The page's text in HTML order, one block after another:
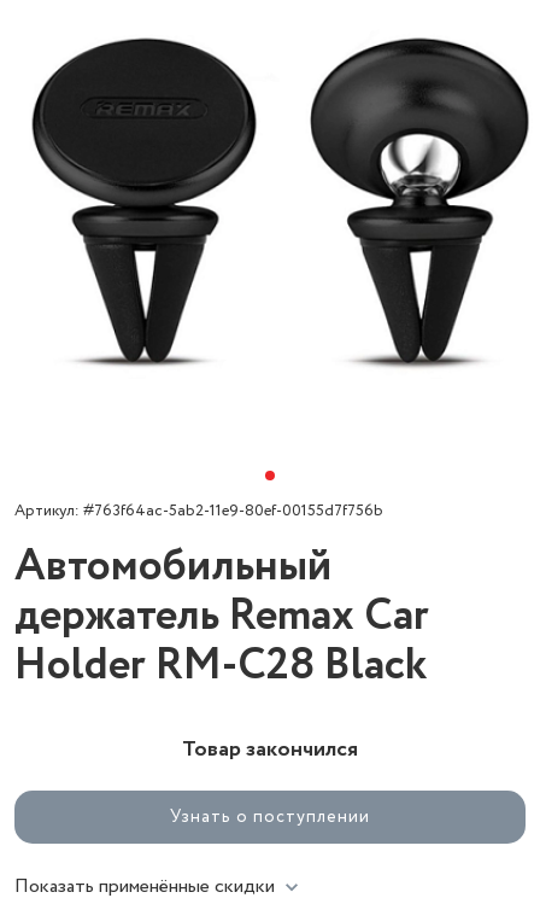
Артикул: #763f64ac-5ab2-11e9-80ef-00155d7f756b
Автомобильный
держатель Remax Car
Holder RM-C28 Black
Товар закончился
Узнать о поступлении
Показать применённые скидки